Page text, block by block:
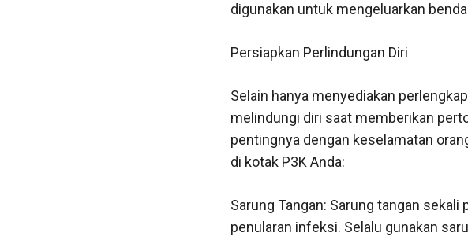
digunakan untuk mengeluarkan
Persiapkan Perlindungan Diri
Selain hanya menyediakan
melindungi diri saat memberikan
pentingnya dengan keselamatan
di kotak P3K Anda:
Sarung Tangan: Sarung tangan
penularan infeksi. Selalu gunakan